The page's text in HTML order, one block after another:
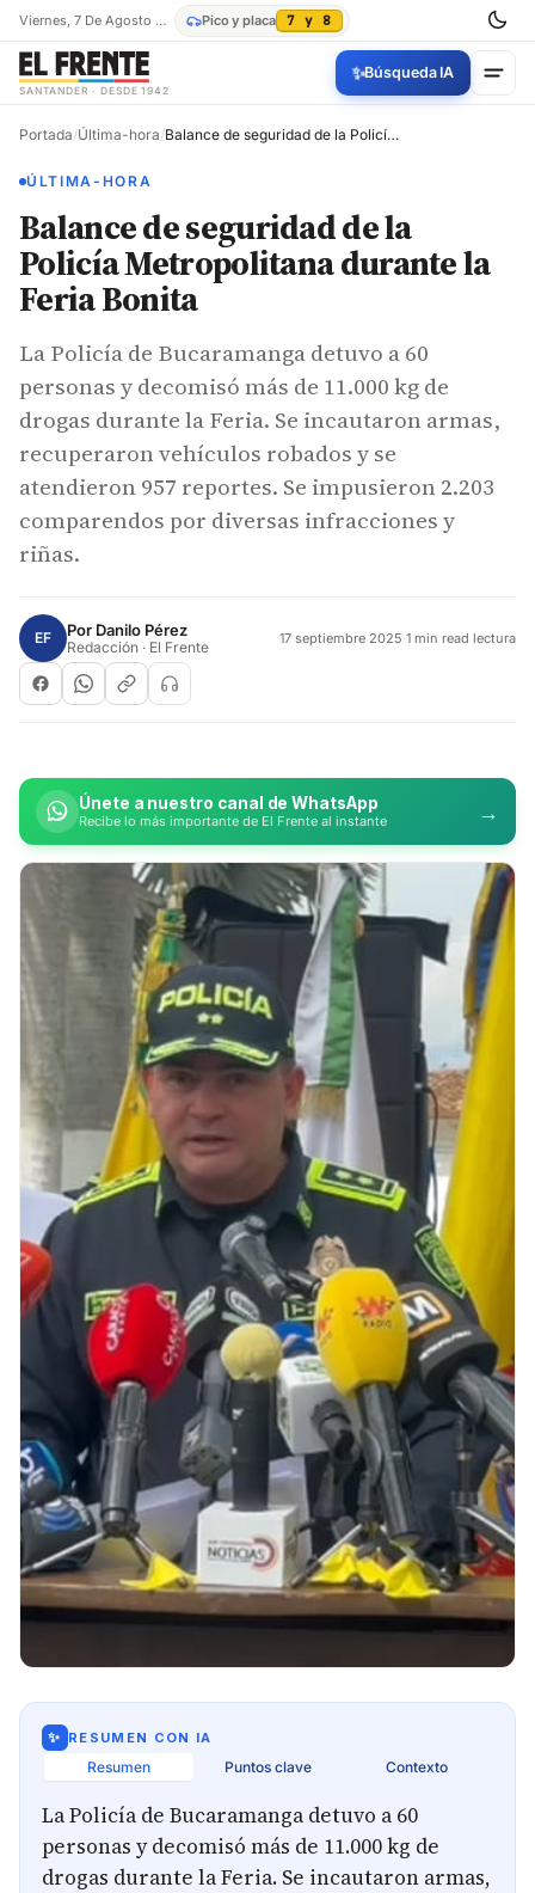
Viernes, 7 De Agosto De 2026 Pico y placa 7 y 8
SANTANDER · DESDE 1942
✨Búsqueda IA
Portada/Última-hora/ Balance de seguridad de la Policía Metropolitana durante la Feria Bonita
ÚLTIMA-HORA
Balance de seguridad de la
Policía Metropolitana durante la
Feria Bonita
La Policía de Bucaramanga detuvo a 60
personas y decomisó más de 11.000 kg de
drogas durante la Feria. Se incautaron armas,
recuperaron vehículos robados y se
atendieron 957 reportes. Se impusieron 2.203
comparendos por diversas infracciones y
riñas.
EF Por Danilo Pérez
Redacción · El Frente 17 septiembre 2025·1 min read lectura
Únete a nuestro canal de WhatsApp
Recibe lo más importante de El Frente al instante →
✨ RESUMEN CON IA
Resumen Puntos clave Contexto
La Policía de Bucaramanga detuvo a 60
personas y decomisó más de 11.000 kg de
drogas durante la Feria. Se incautaron armas,